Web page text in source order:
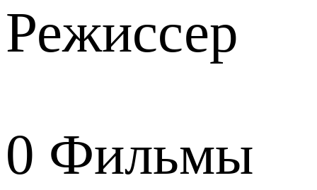
Режиссер
0 Фильмы